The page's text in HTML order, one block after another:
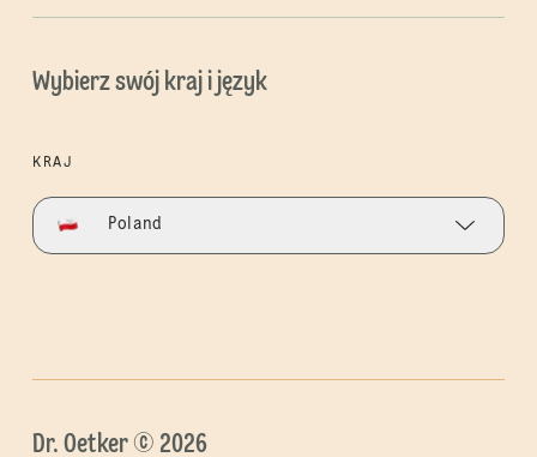
Wybierz swój kraj i język
KRAJ
Poland
Dr. Oetker © 2026